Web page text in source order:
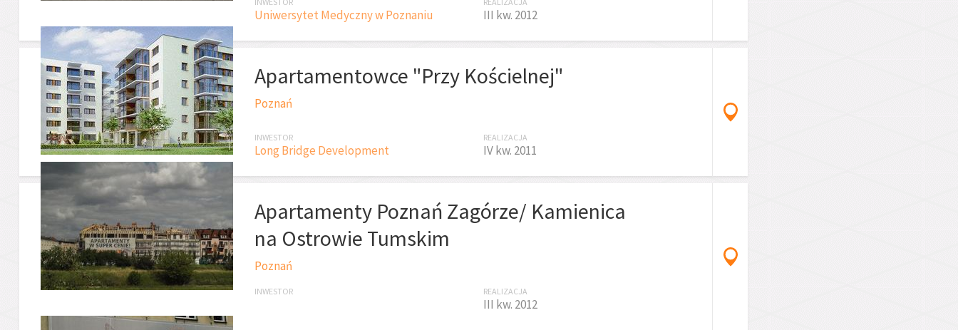
Uniwersytet Medyczny w Poznaniu III kw. 2012
Apartamentowce "Przy Kościelnej"
Poznań
INWESTOR
Long Bridge Development
REALIZACJA
IV kw. 2011
Apartamenty Poznań Zagórze/ Kamienica
na Ostrowie Tumskim
Poznań
INWESTOR REALIZACJA
III kw. 2012